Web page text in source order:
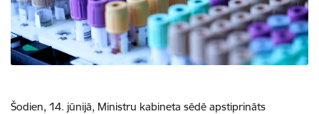
Šodien, 14. jūnijā, Ministru kabineta sēdē apstiprināts